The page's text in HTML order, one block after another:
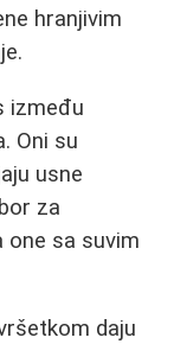
hranjivim
između
Oni su
usne
za
one sa suvim
daju